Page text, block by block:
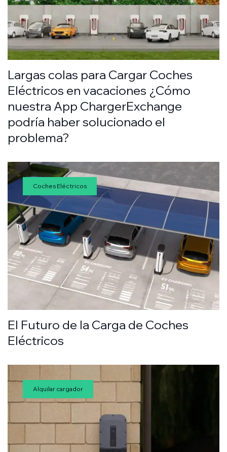
Largas colas para Cargar Coches
Eléctricos en vacaciones ¿Cómo
nuestra App ChargerExchange
podría haber solucionado el
problema?
Coches Eléctricos
El Futuro de la Carga de Coches
Eléctricos
Alquilar cargador